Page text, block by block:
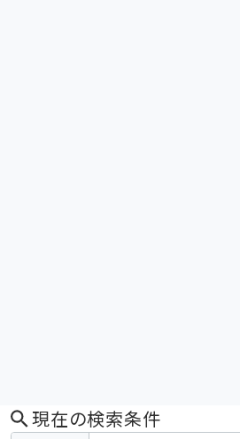
現在の検索条件